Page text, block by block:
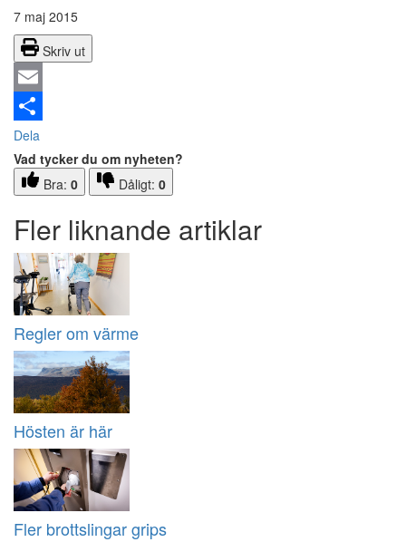
7 maj 2015
Skriv ut
Email
Dela
Vad tycker du om nyheten?
Bra: 0 Dåligt: 0
Fler liknande artiklar
Regler om värme
Hösten är här
Fler brottslingar grips